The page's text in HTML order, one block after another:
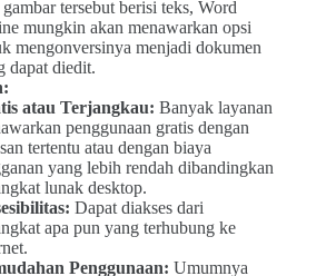
tersebut berisi teks, Word
mungkin akan menawarkan opsi
mengonversinya menjadi dokumen
dapat diedit.
atau Terjangkau: Banyak layanan
penggunaan gratis dengan
tertentu atau dengan biaya
yang lebih rendah dibandingkan
lunak desktop.
Dapat diakses dari
apa pun yang terhubung ke
Penggunaan: Umumnya